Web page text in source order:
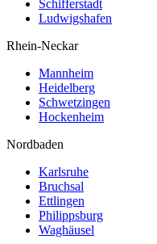
Schifferstadt
Ludwigshafen
Rhein-Neckar
Mannheim
Heidelberg
Schwetzingen
Hockenheim
Nordbaden
Karlsruhe
Bruchsal
Ettlingen
Philippsburg
Waghäusel